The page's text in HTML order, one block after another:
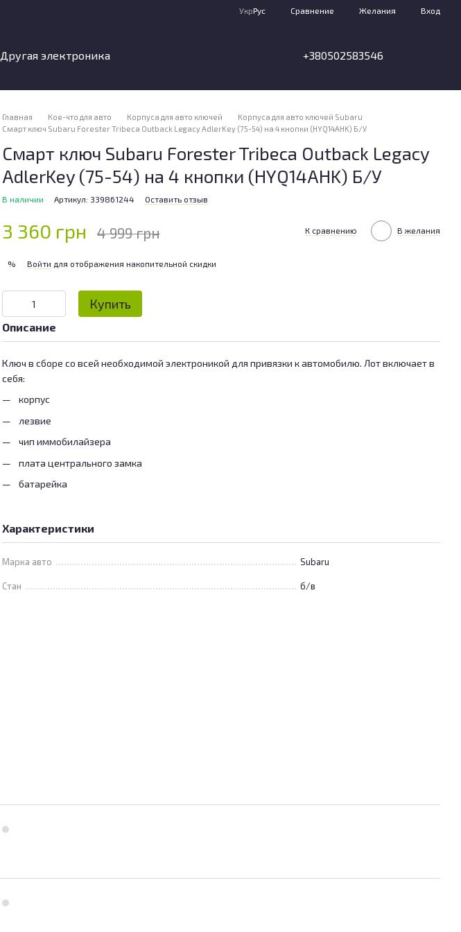
УкрРус Сравнение Желания Вход
Другая электроника +380502583546
Главная Кое-что для авто Корпуса для авто ключей
Корпуса для авто ключей Subaru
Смарт ключ Subaru Forester Tribeca Outback Legacy AdlerKey (75-54) на 4 кнопки (HYQ14AHK) Б/У
Смарт ключ Subaru Forester Tribeca Outback Legacy
AdlerKey (75-54) на 4 кнопки (HYQ14AHK) Б/У
В наличии Артикул: 339861244 Оставить отзыв
3 360 грн 4 999 грн К сравнению В желания
% Войти для отображения накопительной скидки
Купить
Описание
Ключ в сборе со всей необходимой электроникой для привязки к автомобилю. Лот включает в
себя:
корпус
лезвие
чип иммобилайзера
плата центрального замка
батарейка
Характеристики
Марка авто Subaru
Стан б/в